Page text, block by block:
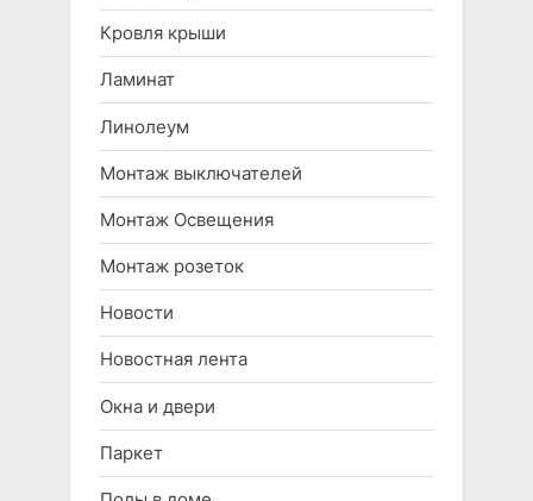
Кровля крыши
Ламинат
Линолеум
Монтаж выключателей
Монтаж Освещения
Монтаж розеток
Новости
Новостная лента
Окна и двери
Паркет